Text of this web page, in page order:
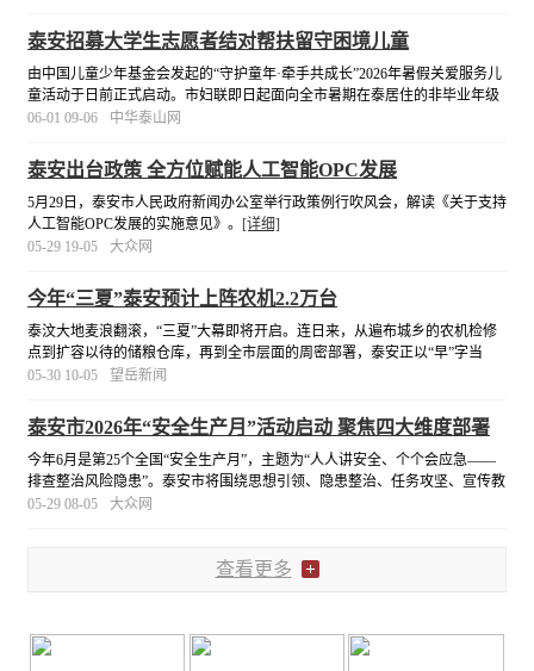
泰安招募大学生志愿者结对帮扶留守困境儿童
由中国儿童少年基金会发起的“守护童年·牵手共成长”2026年暑假关爱服务儿
童活动于日前正式启动。市妇联即日起面向全市暑期在泰居住的非毕业年级
大学生，公开招募志愿者，利用暑期返乡时段，为当地留守、困境儿童送去
06-01 09-06 中华泰山网
泰安出台政策 全方位赋能人工智能OPC发展
5月29日，泰安市人民政府新闻办公室举行政策例行吹风会，解读《关于支持
人工智能OPC发展的实施意见》。 [详细]
05-29 19-05
大众网
今年“三夏”泰安预计上阵农机2.2万台
泰汶大地麦浪翻滚，“三夏”大幕即将开启。连日来，从遍布城乡的农机检修
点到扩容以待的储粮仓库，再到全市层面的周密部署，泰安正以“早”字当
头、“实”字托底的姿态，为确保颗粒归仓做好充足准备。
05-30 10-05 望岳新闻
泰安市2026年“安全生产月”活动启动 聚焦四大维度部署
14项重点任务
今年6月是第25个全国“安全生产月”，主题为“人人讲安全、个个会应急——
排查整治风险隐患”。泰安市将围绕思想引领、隐患整治、任务攻坚、宣传教
育四大维度，系统部署14项重点任务，全面提升安全治理现代化水平。
05-29 08-05 大众网
查看更多